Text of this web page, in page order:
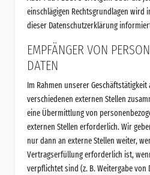
einschlägigen Rechtsgrundlagen wird
dieser Datenschutzerklärung
EMPFÄNGER VON
DATEN
Im Rahmen unserer
verschiedenen externen Stellen
eine Übermittlung von
externen Stellen erforderlich. Wir
nur dann an externe Stellen weiter,
Vertragserfüllung erforderlich ist,
verpflichtet sind (z. B. Weitergabe von